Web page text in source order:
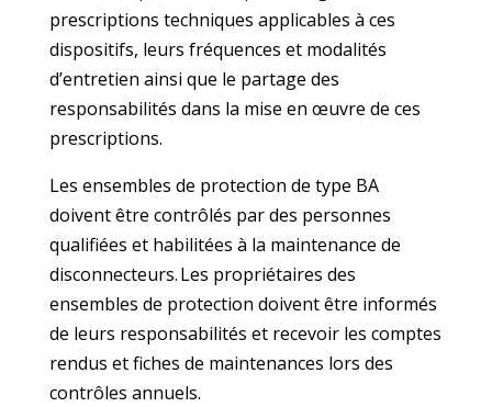
prescriptions techniques applicables à ces
dispositifs, leurs fréquences et modalités
d’entretien ainsi que le partage des
responsabilités dans la mise en œuvre de ces
prescriptions.
Les ensembles de protection de type BA
doivent être contrôlés par des personnes
qualifiées et habilitées à la maintenance de
disconnecteurs. Les propriétaires des
ensembles de protection doivent être informés
de leurs responsabilités et recevoir les comptes
rendus et fiches de maintenances lors des
contrôles annuels.